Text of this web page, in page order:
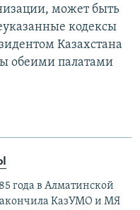
может быть
кодексы
Казахстана
обеими палатами
года в Алматинской
КазУМО и МЯ